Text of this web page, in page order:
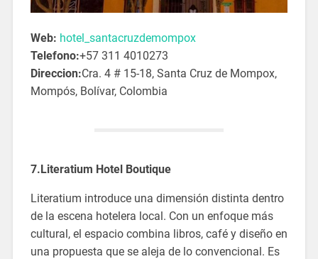
Web: hotel_santacruzdemompox
Telefono:+57 311 4010273
Direccion:Cra. 4 # 15-18, Santa Cruz de Mompox,
Mompós, Bolívar, Colombia
7.Literatium Hotel Boutique
Literatium introduce una dimensión distinta dentro
de la escena hotelera local. Con un enfoque más
cultural, el espacio combina libros, café y diseño en
una propuesta que se aleja de lo convencional. Es